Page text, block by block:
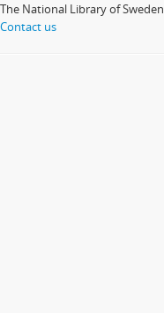
The National Library of Sweden
Contact us